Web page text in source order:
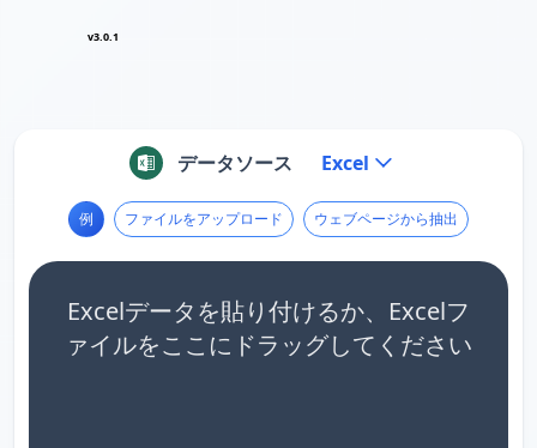
v3.0.1
データソース Excel
例 ファイルをアップロード ウェブページから抽出
Excelデータを貼り付けるか、Excelフ
ァイルをここにドラッグしてください